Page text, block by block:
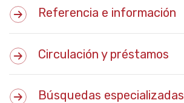
Referencia e información
Circulación y préstamos
Búsquedas especializadas